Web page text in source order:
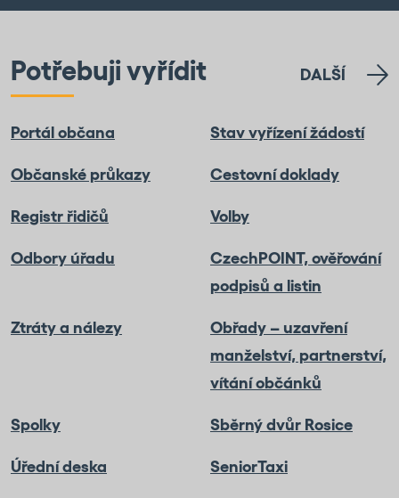
Potřebuji vyřídit DALŠÍ
Portál občana Stav vyřízení žádostí
Občanské průkazy Cestovní doklady
Registr řidičů Volby
Odbory úřadu
CzechPOINT, ověřování
podpisů a listin
Ztráty a nálezy
Obřady – uzavření
manželství, partnerství,
vítání občánků
Spolky Sběrný dvůr Rosice
Úřední deska SeniorTaxi